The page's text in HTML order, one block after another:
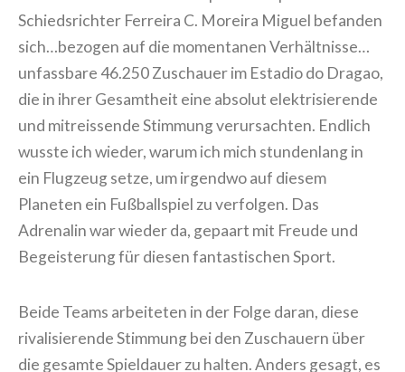
Schiedsrichter Ferreira C. Moreira Miguel befanden
sich…bezogen auf die momentanen Verhältnisse…
unfassbare 46.250 Zuschauer im Estadio do Dragao,
die in ihrer Gesamtheit eine absolut elektrisierende
und mitreissende Stimmung verursachten. Endlich
wusste ich wieder, warum ich mich stundenlang in
ein Flugzeug setze, um irgendwo auf diesem
Planeten ein Fußballspiel zu verfolgen. Das
Adrenalin war wieder da, gepaart mit Freude und
Begeisterung für diesen fantastischen Sport.
Beide Teams arbeiteten in der Folge daran, diese
rivalisierende Stimmung bei den Zuschauern über
die gesamte Spieldauer zu halten. Anders gesagt, es